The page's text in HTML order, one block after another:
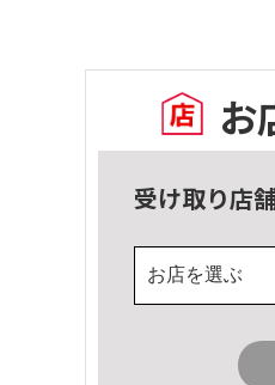
お
受け取り店
お店を選ぶ